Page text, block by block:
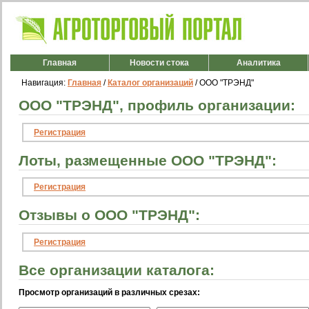
Главная Новости стока Аналитика
Навигация: Главная / Каталог организаций / ООО "ТРЭНД"
ООО "ТРЭНД", профиль организации:
Регистрация
Лоты, размещенные ООО "ТРЭНД":
Регистрация
Отзывы о ООО "ТРЭНД":
Регистрация
Все организации каталога:
Просмотр организаций в различных срезах: